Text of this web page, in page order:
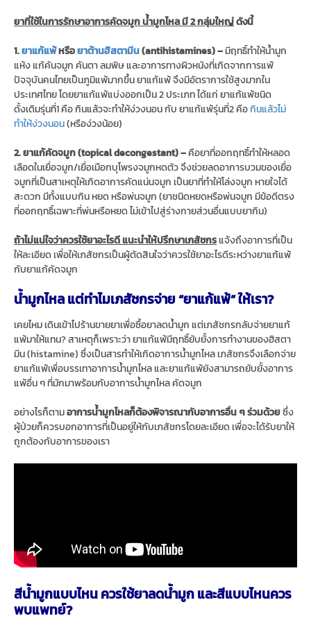
ยาที่ใช้ในการรักษาอาการคัดจมูก น้ำมูกไหล มี 2 กลุ่มใหญ่ดังนี้
1.ยาแก้แพ้หรือยาต้านฮิสตามีน(antihistamines) – มีฤทธิ์ทำให้น้ำมูก
แห้ง แก้คันจมูก คันตา ลมพิษ และอาการทางผิวหนังที่เกิดจากการแพ้
ปัจจุบันคนไทยเป็นภูมิแพ้มากขึ้น ยาแก้แพ้ จึงมีอัตราการใช้สูงมากใน
ประเทศไทย โดยยาแก้แพ้แบ่งออกเป็น 2 ประเภท ได้แก่ ยาแก้แพ้ชนิด
ดั้งเดิมรุ่นที่1 คือ กินแล้วจะทำให้ง่วงนอน กับ ยาแก้แพ้รุ่นที่2 คือกินแล้วไม่
ทำให้ง่วงนอน(หรือง่วงน้อย)
2. ยาแก้คัดจมูก (topical decongestant) – คือยาที่ออกฤทธิ์ทำให้หลอด
เลือดในเยื่อจมูก/เยื่อเมือกบุโพรงจมูกหดตัว จึงช่วยลดอาการบวมของเยื่อ
จมูกที่เป็นสาเหตุให้เกิดอาการคัดแน่นจมูก เป็นยาที่ทำให้โล่งจมูก หายใจได้
สะดวก มีทั้งแบบกิน หยด หรือพ่นจมูก (ยาชนิดหยดหรือพ่นจมูก มีข้อดีตรง
ที่ออกฤทธิ์เฉพาะที่พ่นหรือหยด ไม่เข้าไปสู่ร่างกายส่วนอื่นแบบยากิน)
ถ้าไม่แน่ใจว่าควรใช้ยาอะไรดี แนะนำให้ปรึกษาเภสัชกร แจ้งถึงอาการที่เป็น
ให้ละเอียด เพื่อให้เภสัชกรเป็นผู้ตัดสินใจว่าควรใช้ยาอะไรดีระหว่างยาแก้แพ้
กับยาแก้คัดจมูก
น้ำมูกไหล แต่ทำไมเภสัชกรจ่าย “ยาแก้แพ้” ให้เรา?
เคยไหม เดินเข้าไปร้านขายยาเพื่อซื้อยาลดน้ำมูก แต่เภสัชกรกลับจ่ายยาแก้
แพ้มาให้แทน? สาเหตุก็เพราะว่า ยาแก้แพ้มีฤทธิ์ยับยั้งการทำงานของฮิสตา
มีน (histamine) ซึ่งเป็นสารทำให้เกิดอาการน้ำมูกไหล เภสัชกรจึงเลือกจ่าย
ยาแก้แพ้เพื่อบรรเทาอาการน้ำมูกไหล และยาแก้แพ้ยังสามารถยับยั้งอาการ
แพ้อื่น ๆ ที่มักมาพร้อมกับอาการน้ำมูกไหล คัดจมูก
อย่างไรก็ตามอาการน้ำมูกไหลก็ต้องพิจารณากับอาการอื่น ๆ ร่วมด้วยซึ่ง
ผู้ป่วยก็ควรบอกอาการที่เป็นอยู่ให้กับเภสัชกรโดยละเอียด เพื่อจะได้รับยาให้
ถูกต้องกับอาการของเรา
สีน้ำมูกแบบไหน ควรใช้ยาลดน้ำมูก และสีแบบไหนควร
พบแพทย์?